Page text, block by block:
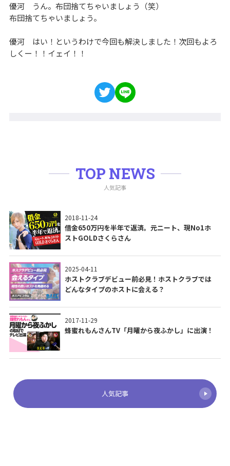
優河 うん。布団捨てちゃいましょう（笑）
布団捨てちゃいましょう。
優河 はい！というわけで今回も解決しました！次回もよろ
しくー！！イェイ！！
TOP NEWS
人気記事
2018-11-24
借金650万円を半年で返済。元ニート、現No1ホ
ストGOLDさくらさん
2025-04-11
ホストクラブデビュー前必見！ホストクラブでは
どんなタイプのホストに会える？
2017-11-29
蜂蜜れもんさんTV「月曜から夜ふかし」に出演！
人気記事